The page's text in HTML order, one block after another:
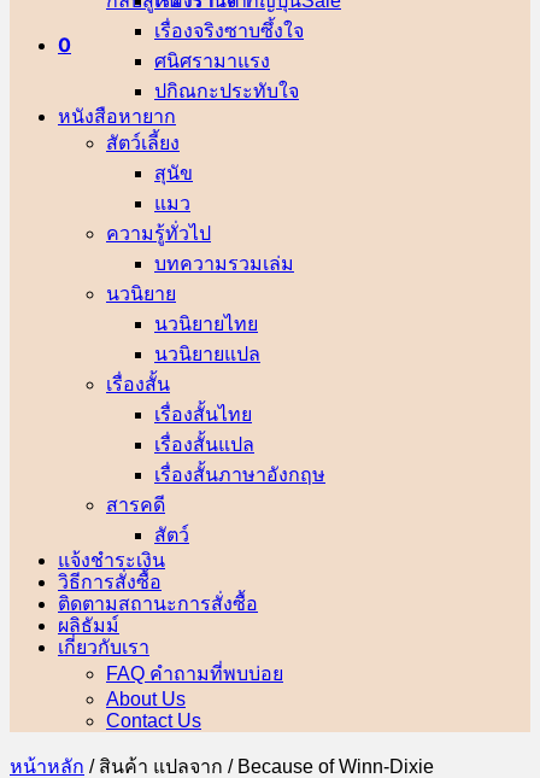
0
เรื่องจริงซาบซึ้งใจ
ศนิศรา
ปกิณกะประทับใจ
หนังสือหายาก
สัตว์เลี้ยง
สุนัข
แมว
ความรู้ทั่วไป
บทความรวมเล่ม
นวนิยาย
นวนิยายไทย
นวนิยายแปล
เรื่องสั้น
เรื่องสั้นไทย
เรื่องสั้นแปล
เรื่องสั้นภาษาอังกฤษ
สารคดี
สัตว์
แจ้งชำระเงิน
วิธีการสั่งซื้อ
ติดตามสถานะการสั่งซื้อ
ผลิธัมม์
เกี่ยวกับเรา
FAQ คำถามที่พบบ่อย
About Us
Contact Us
หน้าหลัก /สินค้า แปลจาก /Because of Winn-Dixie